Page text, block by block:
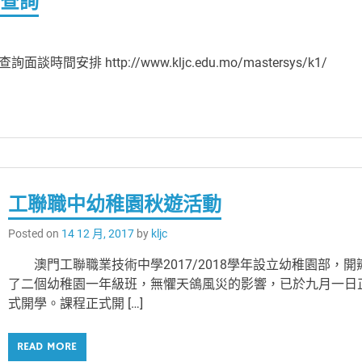
詢面談時間安排 http://www.kljc.edu.mo/mastersys/k1/
工聯職中幼稚園秋遊活動
Posted on 14 12 月, 2017 by kljc
澳門工聯職業技術中學2017/2018學年設立幼稚園部，開
了二個幼稚園一年級班，無懼天鴿風災的影響，已於九月一日
式開學。課程正式開 […]
READ MORE